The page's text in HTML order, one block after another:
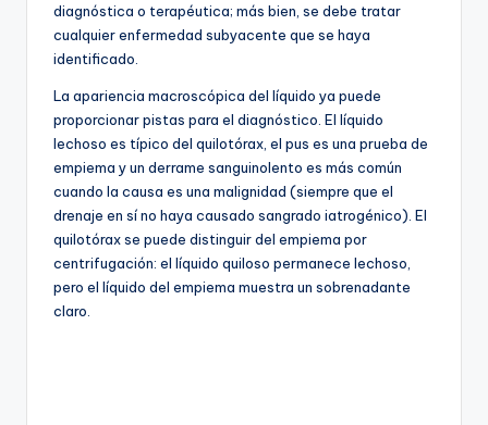
diagnóstica o terapéutica; más bien, se debe tratar
cualquier enfermedad subyacente que se haya
identificado.
La apariencia macroscópica del líquido ya puede
proporcionar pistas para el diagnóstico. El líquido
lechoso es típico del quilotórax, el pus es una prueba de
empiema y un derrame sanguinolento es más común
cuando la causa es una malignidad (siempre que el
drenaje en sí no haya causado sangrado iatrogénico). El
quilotórax se puede distinguir del empiema por
centrifugación: el líquido quiloso permanece lechoso,
pero el líquido del empiema muestra un sobrenadante
claro.